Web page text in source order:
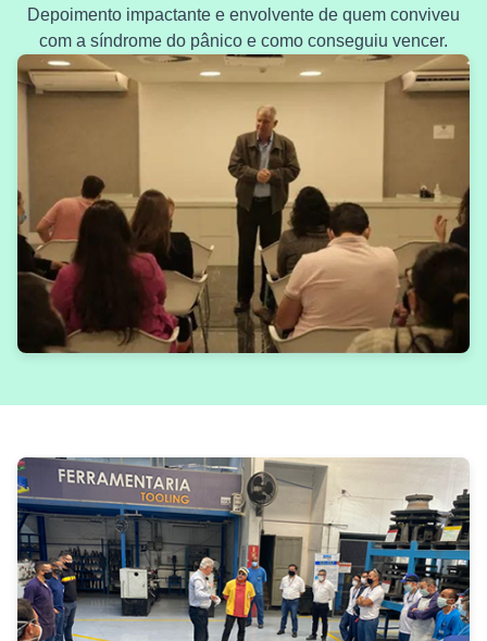
Depoimento impactante e envolvente de quem conviveu
com a síndrome do pânico e como conseguiu vencer.